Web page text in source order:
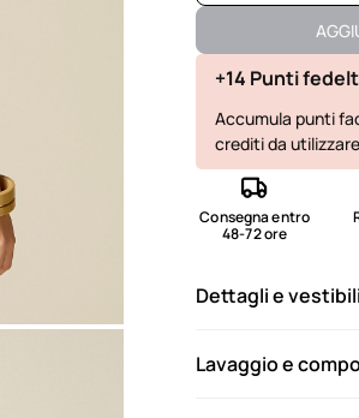
Non disponibile
Non disponibile
Non disponibile
Non disponibile
+14 Punti
Accumula punti
crediti da
Consegna entro
48-72 ore
Dettagli e
Lavaggio e